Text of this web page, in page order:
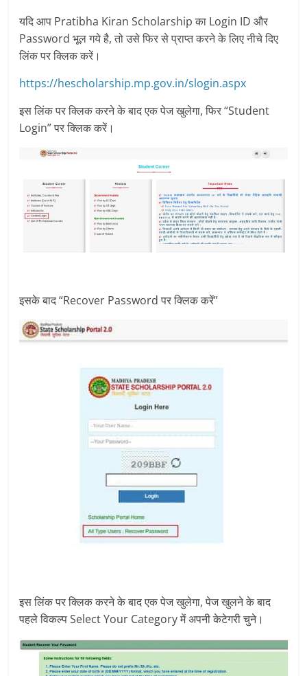
यदि आप Pratibha Kiran Scholarship का Login ID और
Password भूल गये है, तो उसे फिर से प्राप्त करने के लिए नीचे दिए
लिंक पर क्लिक करें।
https://hescholarship.mp.gov.in/slogin.aspx
इस लिंक पर क्लिक करने के बाद एक पेज खुलेगा, फिर “Student
Login” पर क्लिक करें।
इसके बाद “Recover Password पर क्लिक करें”
इस लिंक पर क्लिक करने के बाद एक पेज खुलेगा, पेज खुलने के बाद
पहले विकल्प Select Your Category में अपनी केटेगरी चुने।